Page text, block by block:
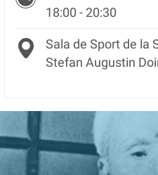
18:00 - 20:30
Sala de Sport de la
Stefan Augustin